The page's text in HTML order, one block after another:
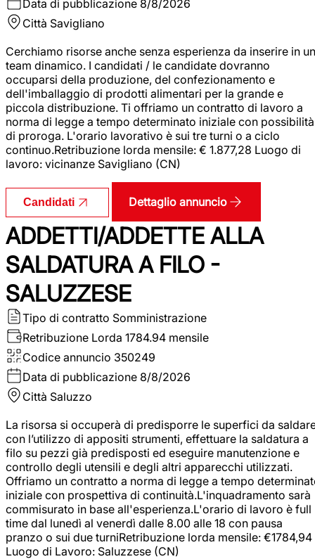
Data di pubblicazione 8/8/2026
Città Savigliano
Cerchiamo risorse anche senza esperienza da inserire in un
team dinamico. I candidati / le candidate dovranno
occuparsi della produzione, del confezionamento e
dell'imballaggio di prodotti alimentari per la grande e
piccola distribuzione. Ti offriamo un contratto di lavoro a
norma di legge a tempo determinato iniziale con possibilità
di proroga. L'orario lavorativo è sui tre turni o a ciclo
continuo.Retribuzione lorda mensile: € 1.877,28 Luogo di
lavoro: vicinanze Savigliano (CN)
Candidati Dettaglio annuncio
ADDETTI/ADDETTE ALLA
SALDATURA A FILO -
SALUZZESE
Tipo di contratto Somministrazione
Retribuzione Lorda 1784.94 mensile
Codice annuncio 350249
Data di pubblicazione 8/8/2026
Città Saluzzo
La risorsa si occuperà di predisporre le superfici da
con l’utilizzo di appositi strumenti, effettuare la saldatura a
filo su pezzi già predisposti ed eseguire manutenzione e
controllo degli utensili e degli altri apparecchi utilizzati.
Offriamo un contratto a norma di legge a tempo
iniziale con prospettiva di continuità.L'inquadramento sarà
commisurato in base all'esperienza.L'orario di lavoro è full
time dal lunedì al venerdì dalle 8.00 alle 18 con pausa
pranzo o sui due turniRetribuzione lorda mensile: €1784,94
Luogo di Lavoro: Saluzzese (CN)